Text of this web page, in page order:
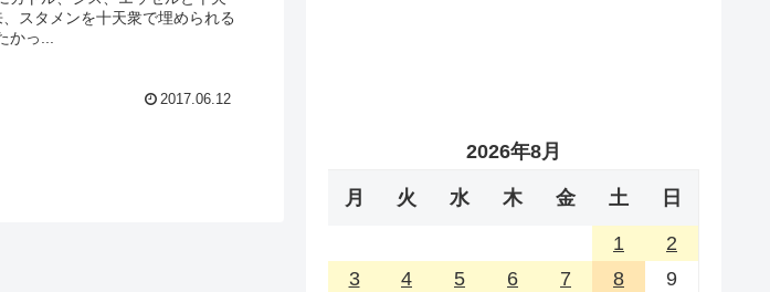
スタメンを十天衆で埋められる
っ...
2017.06.12
2026年8月
月 火 水 木 金 土 日
1
2
3
4 5 6 7 8
9